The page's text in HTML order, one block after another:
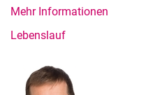
Mehr Informationen
Lebenslauf